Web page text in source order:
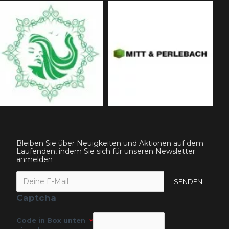
Bleiben Sie über Neuigkeiten und Aktionen auf dem
Laufenden, indem Sie sich für unseren Newsletter
anmelden
SENDEN
Captcha
Code in Box unten